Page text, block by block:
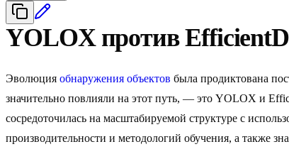
YOLOX против
Эволюция обнаружения объектов была продиктована
значительно повлияли на этот путь, — это YOLOX и
сосредоточилась на масштабируемой структуре с
производительности и методологий обучения, а также